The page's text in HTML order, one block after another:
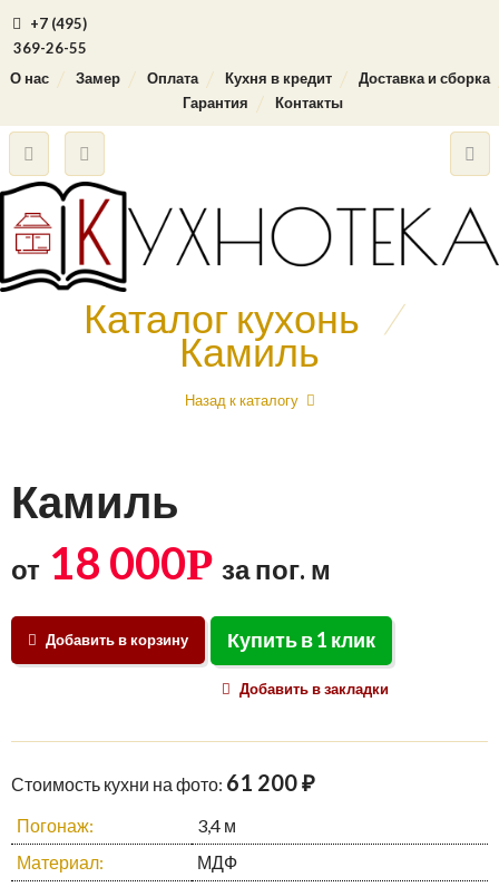
+7 (495)
369-26-55
О нас
Замер Оплата Кухня в кредит
Доставка и сборка
Гарантия
Контакты
Каталог кухонь /
Камиль
Назад к каталогу
Камиль
от 18 000Р за пог. м
Добавить в корзину Купить в 1 клик
Добавить в закладки
Стоимость кухни на фото: 61 200 ₽
Погонаж:
3,4 м
Материал:
МДФ